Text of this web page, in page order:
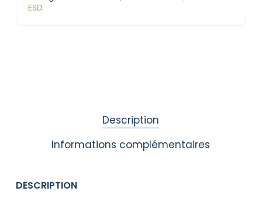
ESD
Description
Informations complémentaires
DESCRIPTION